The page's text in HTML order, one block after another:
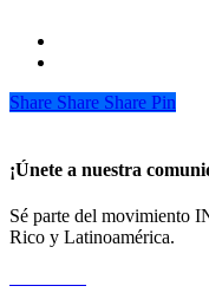
Share
Share Share Share Pin
¡Únete a nuestra
Sé parte del movimiento
Rico y Latinoamérica.